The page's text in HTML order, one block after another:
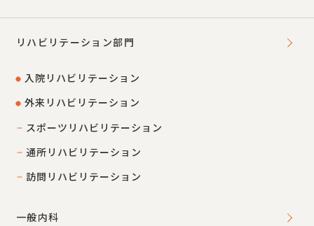
リハビリテーション部門
入院リハビリテーション
外来リハビリテーション
スポーツリハビリテーション
通所リハビリテーション
訪問リハビリテーション
一般内科